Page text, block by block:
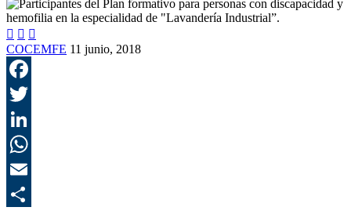
  
COCEMFE 11 junio, 2018